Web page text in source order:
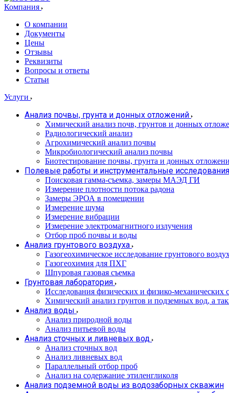
Компания
О компании
Документы
Цены
Отзывы
Реквизиты
Вопросы и ответы
Статьи
Услуги
Анализ почвы, грунта и донных отложений
Химический анализ почв, грунтов и донных
Радиологический анализ
Агрохимический анализ почвы
Микробиологический анализ почвы
Биотестирование почвы, грунта и донных
Полевые работы и инструментальные исследования
Поисковая гамма-съемка, замеры МАЭД ГИ
Измерение плотности потока радона
Замеры ЭРОА в помещении
Измерение шума
Измерение вибрации
Измерение электромагнитного излучения
Отбор проб почвы и воды
Анализ грунтового воздуха
Газогеохимическое исследование грунтового
Газогеохимия для ПХГ
Шпуровая газовая съемка
Грунтовая лаборатория
Исследования физических и физико-механических
Химический анализ грунтов и подземных вод, а
Анализ воды
Анализ природной воды
Анализ питьевой воды
Анализ сточных и ливневых вод
Анализ сточных вод
Анализ ливневых вод
Параллельный отбор проб
Анализ на содержание этиленгликоля
Анализ подземной воды из водозаборных скважин